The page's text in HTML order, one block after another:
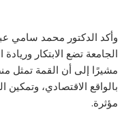
وأكد الدكتور محمد سامي
الجامعة تضع الابتكار
مشيرًا إلى أن القمة تمثل
بالواقع الاقتصادي،
مؤثرة.